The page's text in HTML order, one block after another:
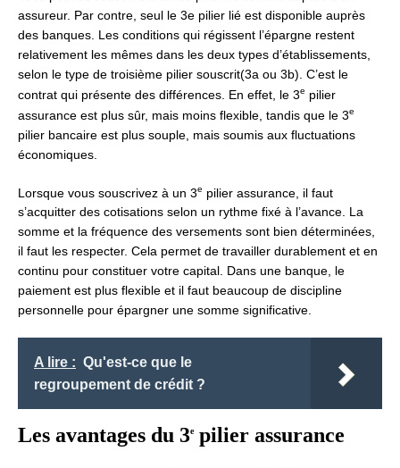
assureur. Par contre, seul le 3e pilier lié est disponible auprès
des banques. Les conditions qui régissent l’épargne restent
relativement les mêmes dans les deux types d’établissements,
selon le type de troisième pilier souscrit(3a ou 3b). C’est le
contrat qui présente des différences. En effet, le 3e pilier
assurance est plus sûr, mais moins flexible, tandis que le 3e
pilier bancaire est plus souple, mais soumis aux fluctuations
économiques.
Lorsque vous souscrivez à un 3e pilier assurance, il faut
s’acquitter des cotisations selon un rythme fixé à l’avance. La
somme et la fréquence des versements sont bien déterminées,
il faut les respecter. Cela permet de travailler durablement et en
continu pour constituer votre capital. Dans une banque, le
paiement est plus flexible et il faut beaucoup de discipline
personnelle pour épargner une somme significative.
A lire : Qu'est-ce que le
regroupement de crédit ?
Les avantages du 3epilier assurance